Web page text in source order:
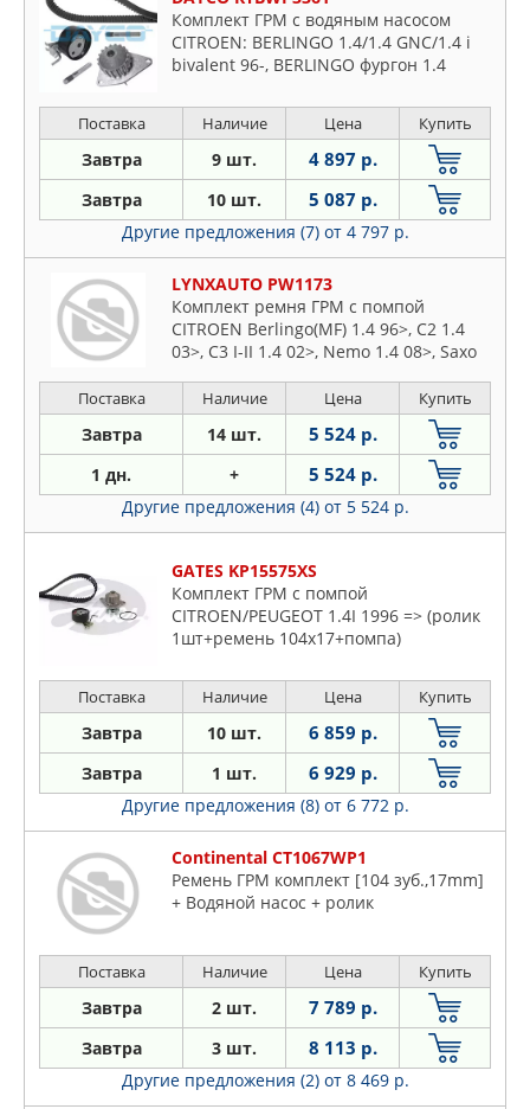
Комплект ГРМ с водяным насосом
CITROEN: BERLINGO 1.4/1.4 GNC/1.4 i
bivalent 96-, BERLINGO фургон 1.4
Поставка Наличие Цена Купить
Завтра 9 шт. 4 897 р.
Завтра 10 шт. 5 087 р.
Другие предложения (7) от 4 797 р.
LYNXAUTO PW1173
Комплект ремня ГРМ с помпой
CITROEN Berlingo(MF) 1.4 96>, C2 1.4
03>, C3 I-II 1.4 02>, Nemo 1.4 08>, Saxo
Поставка Наличие Цена Купить
Завтра 14 шт. 5 524 р.
1 дн. + 5 524 р.
Другие предложения (4) от 5 524 р.
GATES KP15575XS
Комплект ГРМ с помпой
CITROEN/PEUGEOT 1.4I 1996 => (ролик
1шт+ремень 104x17+помпа)
Поставка Наличие Цена Купить
Завтра 10 шт. 6 859 р.
Завтра 1 шт. 6 929 р.
Другие предложения (8) от 6 772 р.
Continental CT1067WP1
Ремень ГРМ комплект [104 зуб.,17mm]
+ Водяной насос + ролик
Поставка Наличие Цена Купить
Завтра 2 шт. 7 789 р.
Завтра 3 шт. 8 113 р.
Другие предложения (2) от 8 469 р.